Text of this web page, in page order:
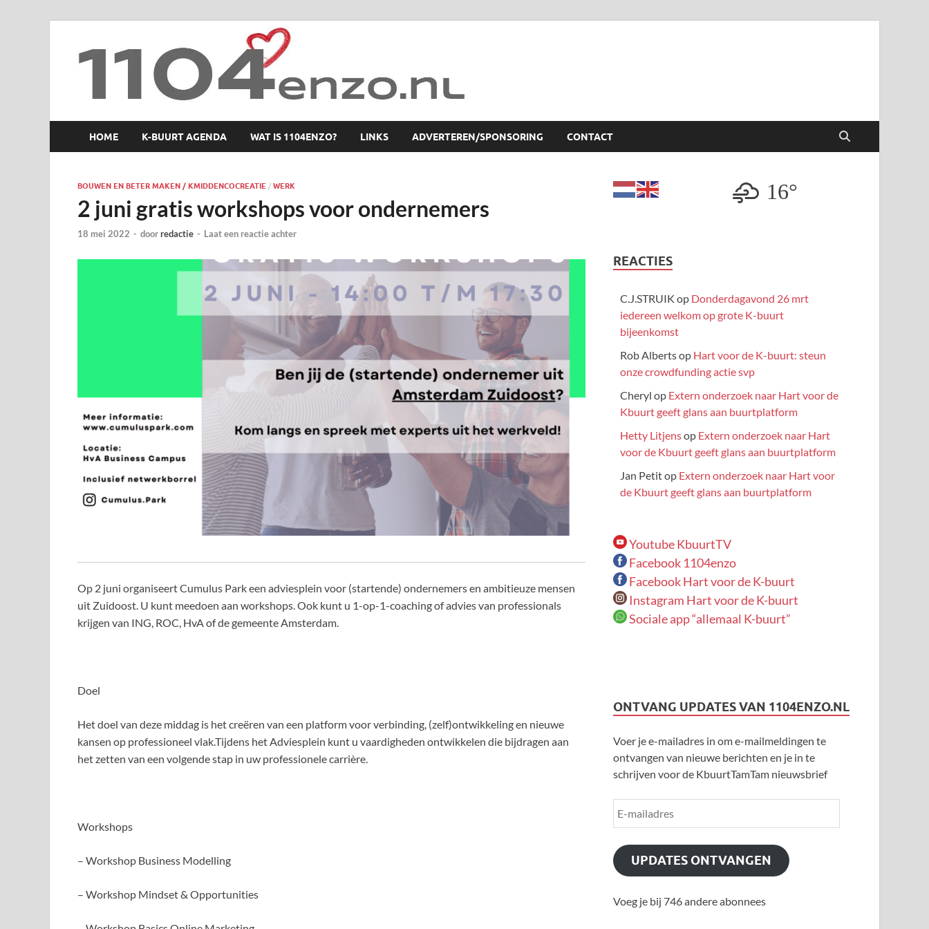
1104 en zo
HOME K-BUURT AGENDA WAT IS 1104ENZO? LINKS ADVERTEREN/SPONSORING CONTACT
BOUWEN EN BETER MAKEN / KMIDDENCOCREATIE / WERK
2 juni gratis workshops voor ondernemers
18 mei 2022 - doorredactie - Laat een reactie achter
Op 2 juni organiseert Cumulus Park een adviesplein voor (startende) ondernemers en ambitieuze mensen
uit Zuidoost. U kunt meedoen aan workshops. Ook kunt u 1-op-1-coaching of advies van professionals
krijgen van ING, ROC, HvA of de gemeente Amsterdam.
Doel
Het doel van deze middag is het creëren van een platform voor verbinding, (zelf)ontwikkeling en nieuwe
kansen op professioneel vlak.Tijdens het Adviesplein kunt u vaardigheden ontwikkelen die bijdragen aan
het zetten van een volgende stap in uw professionele carrière.
Workshops
– Workshop Business Modelling
– Workshop Mindset & Opportunities
16°
REACTIES
C.J.STRUIK op Donderdagavond 26 mrt
iedereen welkom op grote K-buurt
bijeenkomst
Rob Albertsop Hart voor de K-buurt: steun
onze crowdfunding actie svp
Cheryl op Extern onderzoek naar Hart voor de
Kbuurt geeft glans aan buurtplatform
Hetty Litjensop Extern onderzoek naar Hart
voor de Kbuurt geeft glans aan buurtplatform
Jan Petitop Extern onderzoek naar Hart voor
de Kbuurt geeft glans aan buurtplatform
Youtube KbuurtTV
Facebook 1104enzo
Facebook Hart voor de K-buurt
Instagram Hart voor de K-buurt
Sociale app “allemaal K-buurt”
ONTVANG UPDATES VAN 1104ENZO.NL
Voer je e-mailadres in om e-mailmeldingen te
ontvangen van nieuwe berichten en je in te
schrijven voor de KbuurtTamTam nieuwsbrief
UPDATES ONTVANGEN
Voeg je bij 746 andere abonnees